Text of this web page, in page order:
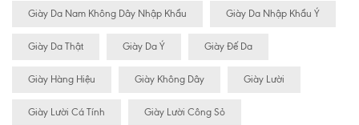
Giày Da Nam Không Dây Nhập Khẩu Giày Da Nhập Khẩu Ý
Giày Da Thật Giày Da Ý Giày Đế Da
Giày Hàng Hiệu Giày Không Dây Giày Lười
Giày Lười Cá Tính Giày Lười Công Sỏ